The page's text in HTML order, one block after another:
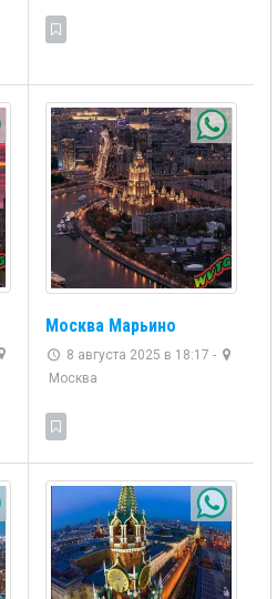
Москва Марьино
8 августа 2025 в 18:17 -
Москва